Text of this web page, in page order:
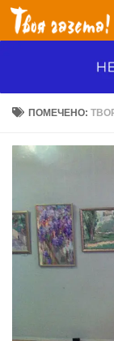
Перейти к
ПОМЕЧЕНО: